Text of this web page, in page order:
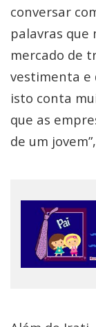
conversar
palavras que
mercado de
vestimenta e
isto conta
que as
de um